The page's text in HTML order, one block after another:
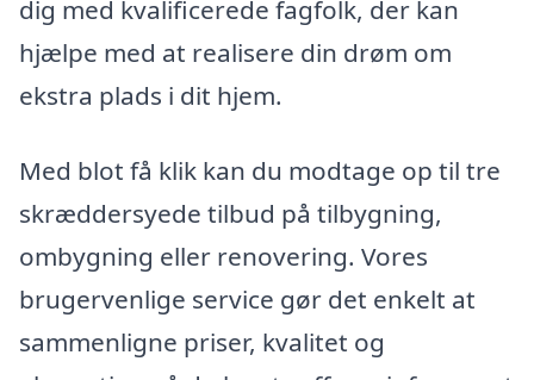
dig med kvalificerede fagfolk, der kan
hjælpe med at realisere din drøm om
ekstra plads i dit hjem.
Med blot få klik kan du modtage op til tre
skræddersyede tilbud på tilbygning,
ombygning eller renovering. Vores
brugervenlige service gør det enkelt at
sammenligne priser, kvalitet og